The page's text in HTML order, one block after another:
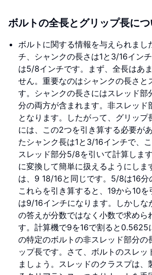
ボルトの全長とグリップ長につ
ボルトに関する情報を与えられまし
チ、シャンクの長さは1と3/16イン
は5/8インチです。まず、全長はあ
せん。重要なのはシャンクの長さと
す。シャンクの長さにはスレッド部
分の両方が含まれます。非スレッド
となります。したがって、グリップ
には、この2つを引き算する必要が
たシャンク長は1と3/16インチで、
スレッド部分5/8を引いて計算しま
に変換して簡単に扱えるようにしま
は、9 18/16と同じです。5/8は16分
これらを引き算すると、19から10
は9/16インチになります。しかしな
の答えが分数ではなく小数で求めら
す。計算機で9を16で割ると0.5625
の特定のボルトの非スレッド部分の
ップ長です。さて、ボルトのスレッ
ましょう。スレッドのクラスプは、